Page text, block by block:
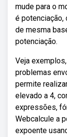
mude para o
é potenciação,
de mesma
potenciação.
Veja
problemas
permite
elevado a 4,
expressões,
Webcalcule a
expoente